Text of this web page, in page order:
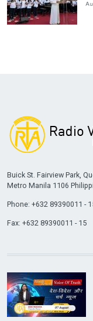
Buick St. Fairview Park,
Metro Manila 1106
Phone: +632 89390011 -
Fax: +632 89390011 - 15